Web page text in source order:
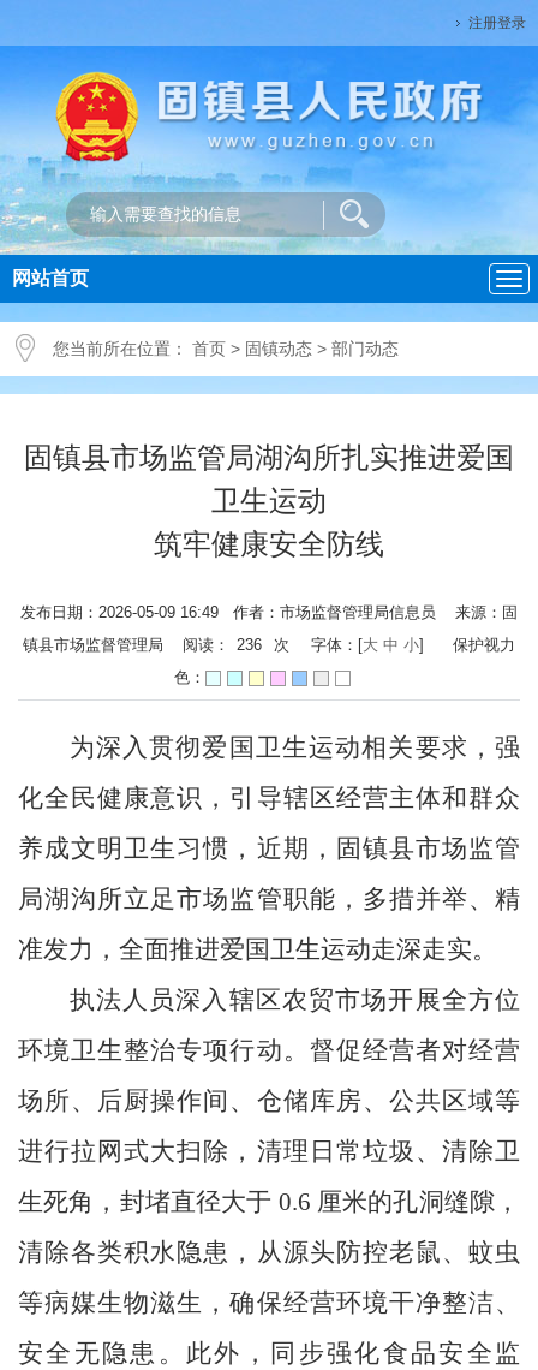
注册登录
导
航
网站首页
您当前所在位置： 首页 > 固镇动态 > 部门动态
固镇县市场监管局湖沟所扎实推进爱国
卫生运动
筑牢健康安全防线
发布日期：2026-05-09 16:49 作者：市场监督管理局信息员 来源：固
镇县市场监督管理局 阅读：
236 次 字体：[大 中 小]
保护视力
色：
为深入贯彻爱国卫生运动相关要求，强
化全民健康意识，引导辖区经营主体和群众
养成文明卫生习惯，近期，固镇县市场监管
局湖沟所立足市场监管职能，多措并举、精
准发力，全面推进爱国卫生运动走深走实。
执法人员深入辖区农贸市场开展全方位
环境卫生整治专项行动。督促经营者对经营
场所、后厨操作间、仓储库房、公共区域等
进行拉网式大扫除，清理日常垃圾、清除卫
生死角，封堵直径大于 0.6 厘米的孔洞缝隙，
清除各类积水隐患，从源头防控老鼠、蚊虫
等病媒生物滋生，确保经营环境干净整洁、
安全无隐患。此外，同步强化食品安全监